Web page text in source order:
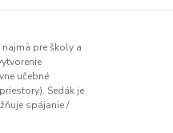
pre školy a
učebné
Sedák je
spájanie /